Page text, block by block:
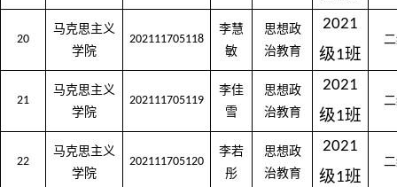
20
马克思主义
学院
202111705118
李慧
敏
思想政
治教育
2021
级1班
21
马克思主义
学院
202111705119
李佳
雪
思想政
治教育
2021
级1班
22
马克思主义
学院
202111705120
李若
彤
思想政
治教育
2021
级1班